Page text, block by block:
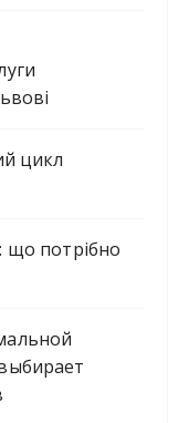
цикл
що потрібно